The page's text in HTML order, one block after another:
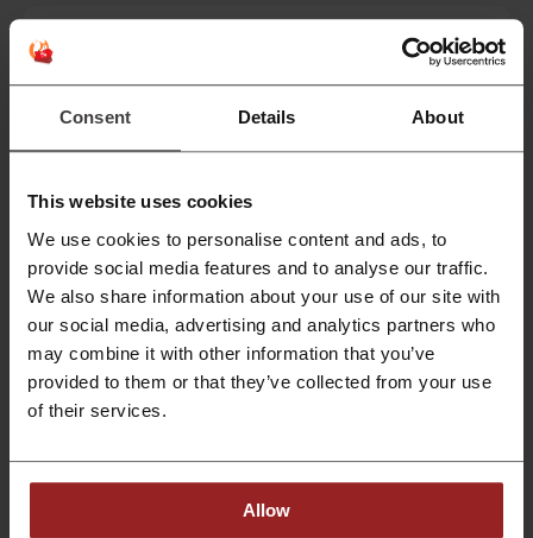
Consent Details About
This website uses cookies
We use cookies to personalise content and ads, to
provide social media features and to analyse our traffic.
We also share information about your use of our site with
our social media, advertising and analytics partners who
may combine it with other information that you’ve
provided to them or that they’ve collected from your use
of their services.
Allow
11.08.2026
12.08.2026